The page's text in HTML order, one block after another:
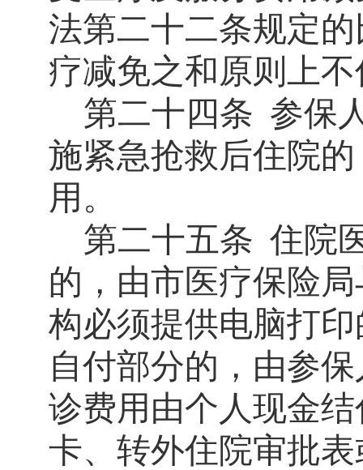
法第二十二条规定
疗减免之和原则上
第二十四条 参保
施紧急抢救后住院
用。
第二十五条 住院
的，由市医疗保险
构必须提供电脑打
自付部分的，由参
诊费用由个人现金
卡、转外住院审批